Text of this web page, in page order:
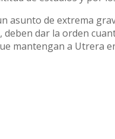
asunto de extrema
dar la orden
mantengan a Utrera